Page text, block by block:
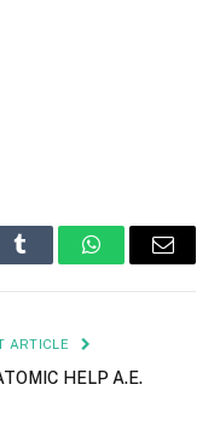
Tumblr WhatsAppEmail
ARTICLE
HELP A.E.